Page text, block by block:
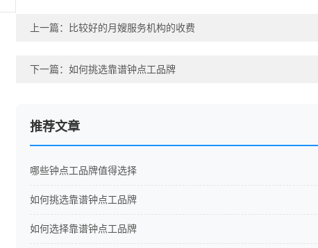
上一篇： 比较好的月嫂服务机构的收费
下一篇： 如何挑选靠谱钟点工品牌
推荐文章
哪些钟点工品牌值得选择
如何挑选靠谱钟点工品牌
如何选择靠谱钟点工品牌